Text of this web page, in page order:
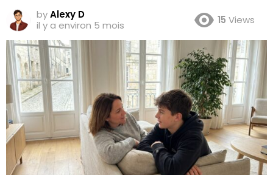
byAlexy D
il y a environ 5 mois
15 Views